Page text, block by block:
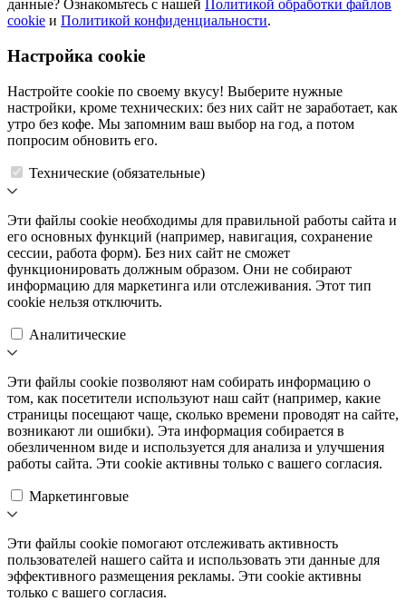
данные? Ознакомьтесь с нашей Политикой обработки файлов
cookie и Политикой конфиденциальности.
Настройка cookie
Настройте cookie по своему вкусу! Выберите нужные
настройки, кроме технических: без них сайт не заработает, как
утро без кофе. Мы запомним ваш выбор на год, а потом
попросим обновить его.
Технические (обязательные)
Эти файлы cookie необходимы для правильной работы сайта и
его основных функций (например, навигация, сохранение
сессии, работа форм). Без них сайт не сможет
функционировать должным образом. Они не собирают
информацию для маркетинга или отслеживания. Этот тип
cookie нельзя отключить.
Аналитические
Эти файлы cookie позволяют нам собирать информацию о
том, как посетители используют наш сайт (например, какие
страницы посещают чаще, сколько времени проводят на сайте,
возникают ли ошибки). Эта информация собирается в
обезличенном виде и используется для анализа и улучшения
работы сайта. Эти cookie активны только с вашего согласия.
Маркетинговые
Эти файлы cookie помогают отслеживать активность
пользователей нашего сайта и использовать эти данные для
эффективного размещения рекламы. Эти cookie активны
только с вашего согласия.